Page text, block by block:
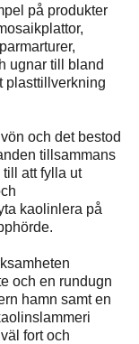
på produkter
ugnar till bland
plasttillverkning
och det bestod
tillsammans
att fylla ut
kaolinlera på
och en rundugn
hamn samt en
fort och